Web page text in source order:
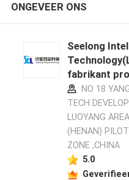
ONGEVEER ONS
Seelong
fabrikant
NO 18
TECH
LUOYANG
(HENAN)
ZONE ,CHINA
5.0